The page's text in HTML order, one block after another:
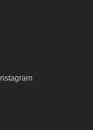
Instagram